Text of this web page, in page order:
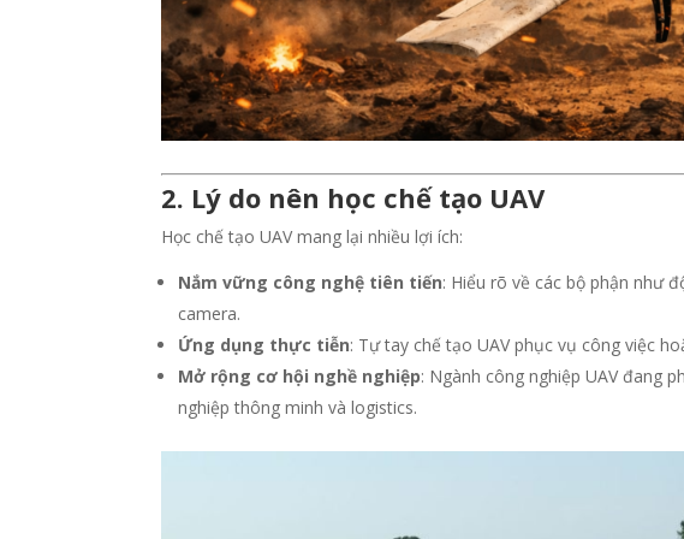
2. Lý do nên học chế tạo UAV
Học chế tạo UAV mang lại nhiều lợi ích:
Nắm vững công nghệ tiên tiến: Hiểu rõ về các bộ phận như
camera.
Ứng dụng thực tiễn: Tự tay chế tạo UAV phục vụ công việc
Mở rộng cơ hội nghề nghiệp: Ngành công nghiệp UAV đang
nghiệp thông minh và logistics.